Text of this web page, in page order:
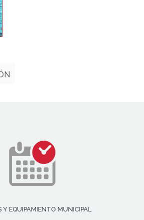
Y EQUIPAMIENTO MUNICIPAL